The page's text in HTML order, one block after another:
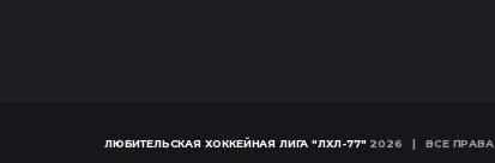
ЛЮБИТЕЛЬСКАЯ ХОККЕЙНАЯ ЛИГА "ЛХЛ-77"2026 | ВСЕ ПРАВА